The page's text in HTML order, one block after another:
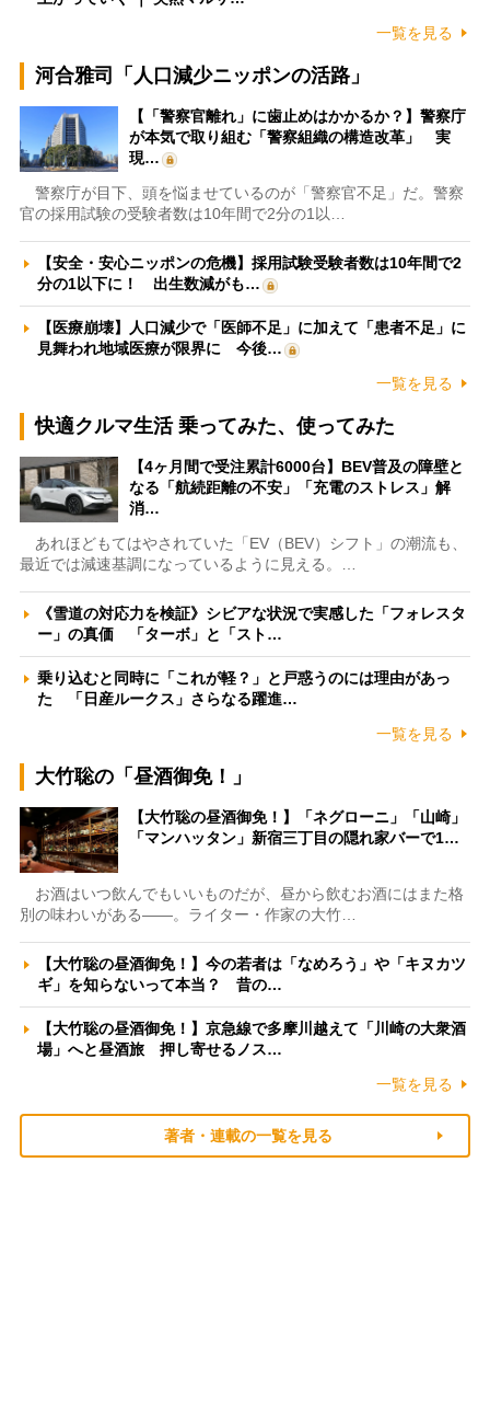
一覧を見る
河合雅司「人口減少ニッポンの活路」
【「警察官離れ」に歯止めはかかるか？】警察庁
が本気で取り組む「警察組織の構造改革」 実
現…
警察庁が目下、頭を悩ませているのが「警察官不足」だ。警察
官の採用試験の受験者数は10年間で2分の1以…
【安全・安心ニッポンの危機】採用試験受験者数は10年間で2
分の1以下に！ 出生数減がも…
【医療崩壊】人口減少で「医師不足」に加えて「患者不足」に
見舞われ地域医療が限界に 今後…
一覧を見る
快適クルマ生活 乗ってみた、使ってみた
【4ヶ月間で受注累計6000台】BEV普及の障壁と
なる「航続距離の不安」「充電のストレス」解
消…
あれほどもてはやされていた「EV（BEV）シフト」の潮流も、
最近では減速基調になっているように見える。…
《雪道の対応力を検証》シビアな状況で実感した「フォレスタ
ー」の真価 「ターボ」と「スト…
乗り込むと同時に「これが軽？」と戸惑うのには理由があっ
た 「日産ルークス」さらなる躍進…
一覧を見る
大竹聡の「昼酒御免！」
【大竹聡の昼酒御免！】「ネグローニ」「山崎」
「マンハッタン」新宿三丁目の隠れ家バーで1…
お酒はいつ飲んでもいいものだが、昼から飲むお酒にはまた格
別の味わいがある――。ライター・作家の大竹…
【大竹聡の昼酒御免！】今の若者は「なめろう」や「キヌカツ
ギ」を知らないって本当？ 昔の…
【大竹聡の昼酒御免！】京急線で多摩川越えて「川崎の大衆酒
場」へと昼酒旅 押し寄せるノス…
一覧を見る
著者・連載の一覧を見る